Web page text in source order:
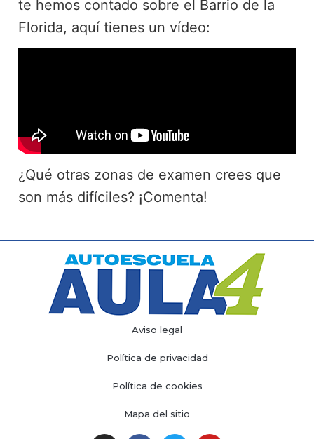
te hemos contado sobre el Barrio de la
Florida, aquí tienes un vídeo:
¿Qué otras zonas de examen crees que
son más difíciles? ¡Comenta!
Aviso legal
Política de privacidad
Política de cookies
Mapa del sitio